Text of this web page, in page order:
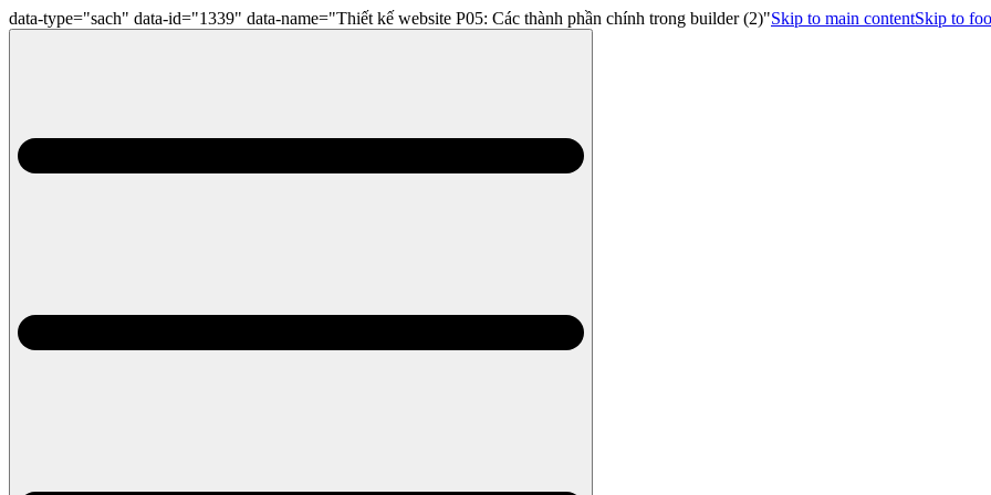
data-type="sach" data-id="1339" data-name="Thiết kế website P05: Các thành phần chính trong builder (2)"Skip to main contentSkip to